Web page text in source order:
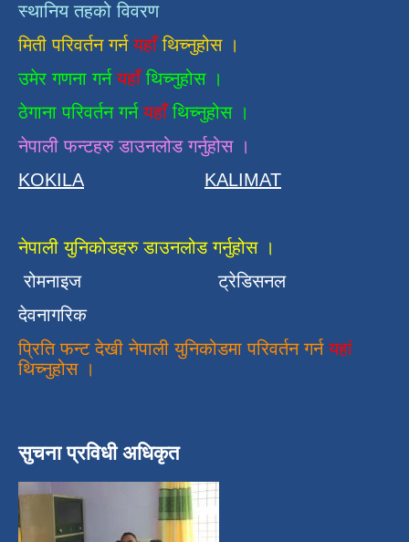
स्थानिय तहको विवरण
मिती परिवर्तन गर्न यहाँ थिच्नुहोस ।
उमेर गणना गर्नयहाँथिच्नुहोस ।
ठेगाना परिवर्तन गर्नयहाँ थिच्नुहोस ।
नेपाली फन्टहरु डाउनलोड गर्नुहोस ।
KOKILA
KALIMAT
नेपाली युनिकोडहरु डाउनलोड गर्नुहोस ।
रोमनाइज
ट्रेडिसनल
देवनागरिक
प्रिति फन्ट देखी नेपाली युनिकोडमा परिवर्तन गर्न यहां
थिच्नुहोस ।
सुचना प्रविधी अधिकृत